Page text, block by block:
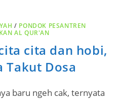
/ PONDOK PESANTREN
AL QUR'AN
cita dan hobi,
Takut Dosa
baru ngeh cak, ternyata